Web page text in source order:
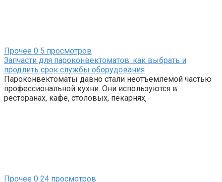
Прочее 0 5 просмотров
Запчасти для пароконвектоматов: как выбрать и
продлить срок службы оборудования
Пароконвектоматы давно стали неотъемлемой частью
профессиональной кухни. Они используются в
ресторанах, кафе, столовых, пекарнях,
Прочее 0 24 просмотров